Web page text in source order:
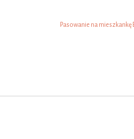
Pasowanie na mieszkankę